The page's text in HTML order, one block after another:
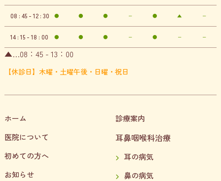
08 : 45 - 12 : 30 ● ● ● − ● ▲ −
14 : 15 - 18 : 00 ● ● ● − ● − −
▲…08：45 - 13：00
【休診日】木曜・土曜午後・日曜・祝日
ホーム
医院について
初めての方へ
お知らせ
診療案内
耳鼻咽喉科治療
耳の病気
鼻の病気